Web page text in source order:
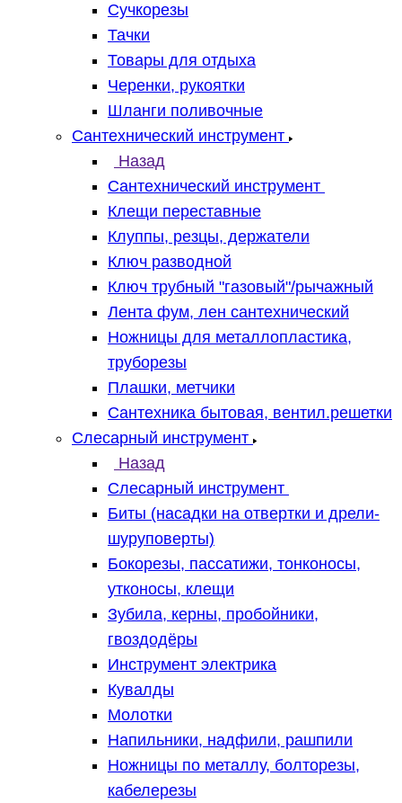
Сучкорезы
Тачки
Товары для отдыха
Черенки, рукоятки
Шланги поливочные
Сантехнический инструмент
Назад
Сантехнический инструмент
Клещи переставные
Клуппы, резцы, держатели
Ключ разводной
Ключ трубный "газовый"/рычажный
Лента фум, лен сантехнический
Ножницы для металлопластика,
труборезы
Плашки, метчики
Сантехника бытовая, вентил.решетки
Слесарный инструмент
Назад
Слесарный инструмент
Биты (насадки на отвертки и дрели-
шуруповерты)
Бокорезы, пассатижи, тонконосы,
утконосы, клещи
Зубила, керны, пробойники,
гвоздодёры
Инструмент электрика
Кувалды
Молотки
Напильники, надфили, рашпили
Ножницы по металлу, болторезы,
кабелерезы